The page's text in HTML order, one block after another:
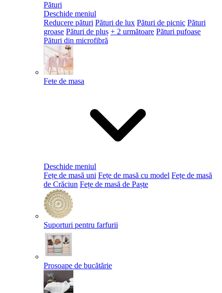
Pături
Deschide meniul
Reducere pături Pături de lux Pături de picnic Pături
groase Pături de pluș + 2 următoare Pături pufoase
Pături din microfibră
Fete de masa
Deschide meniul
Fețe de masă uni Fețe de masă cu model Fețe de masă
de Crăciun Fețe de masă de Paște​
Suporturi pentru farfurii
Prosoape de bucătărie